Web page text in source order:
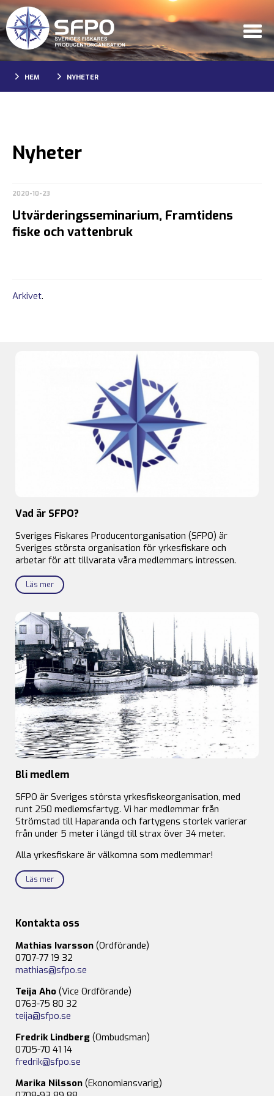
HEM NYHETER
Nyheter
2020-10-23
Utvärderingsseminarium, Framtidens
fiske och vattenbruk
Arkivet.
Vad är SFPO?
Sveriges Fiskares Producentorganisation (SFPO) är
Sveriges största organisation för yrkesfiskare och
arbetar för att tillvarata våra medlemmars intressen.
Läs mer
Bli medlem
SFPO är Sveriges största yrkesfiskeorganisation, med
runt 250 medlemsfartyg. Vi har medlemmar från
Strömstad till Haparanda och fartygens storlek varierar
från under 5 meter i längd till strax över 34 meter.
Alla yrkesfiskare är välkomna som medlemmar!
Läs mer
Kontakta oss
Mathias Ivarsson (Ordförande)
0707-77 19 32
mathias@sfpo.se
Teija Aho (Vice Ordförande)
0763-75 80 32
teija@sfpo.se
Fredrik Lindberg (Ombudsman)
0705-70 41 14
fredrik@sfpo.se
Marika Nilsson (Ekonomiansvarig)